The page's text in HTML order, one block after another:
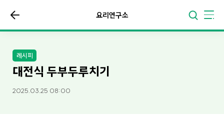
요리연구소
레시피
대전식 두부두루치기
2025.03.25 08:00